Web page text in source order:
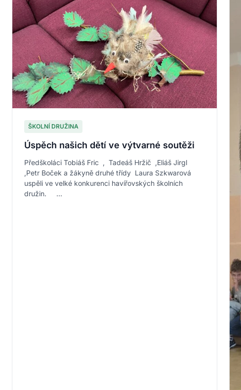
ŠKOLNÍ DRUŽINA
Úspěch našich dětí ve výtvarné soutěži
Předškoláci Tobiáš Fric , Tadeáš Hržič ,Eliáš Jirgl
,Petr Boček a žákyně druhé třídy Laura Szkwarová
uspěli ve velké konkurenci havířovských školních
družin. ...